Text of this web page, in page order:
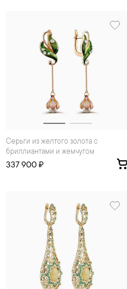
Серьги из желтого золота с
бриллиантами и жемчугом
337 900 ₽